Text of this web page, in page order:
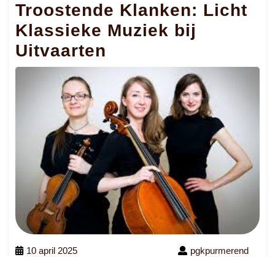
Troostende Klanken: Licht
Klassieke Muziek bij
Uitvaarten
10 april 2025 pgkpurmerend